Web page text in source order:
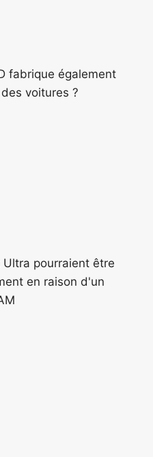
fabrique également
voitures ?
Ultra pourraient être
en raison d'un